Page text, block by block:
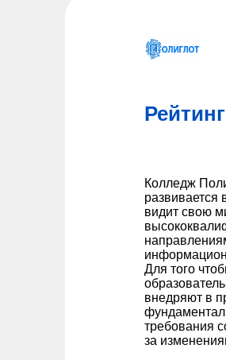
Колледж
развивается
видит свою
Для того
внедряют в
требования
за